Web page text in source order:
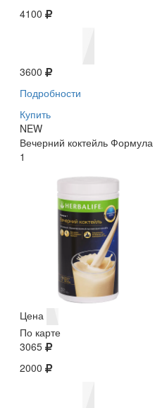
4100
3600
Подробности
Купить
NEW
Вечерний коктейль Формула
1
Цена
По карте
3065
2000